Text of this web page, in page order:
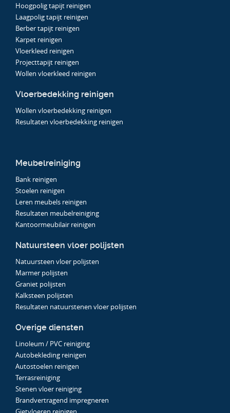
Hoogpolig tapijt reinigen
Laagpolig tapijt reinigen
Berber tapijt reinigen
Karpet reinigen
Vloerkleed reinigen
Projecttapijt reinigen
Wollen vloerkleed reinigen
Vloerbedekking reinigen
Wollen vloerbedekking reinigen
Resultaten vloerbedekking reinigen
Meubelreiniging
Bank reinigen
Stoelen reinigen
Leren meubels reinigen
Resultaten meubelreiniging
Kantoormeubilair reinigen
Natuursteen vloer polijsten
Natuursteen vloer polijsten
Marmer polijsten
Graniet polijsten
Kalksteen polijsten
Resultaten natuurstenen vloer polijsten
Overige diensten
Linoleum / PVC reiniging
Autobekleding reinigen
Autostoelen reinigen
Terrasreiniging
Stenen vloer reiniging
Brandvertragend impregneren